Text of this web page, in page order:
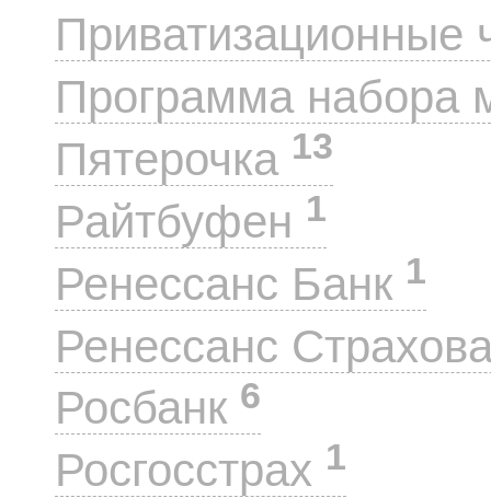
Приватизационные
Программа набора
Пятерочка 13
Райтбуфен 1
Ренессанс Банк 1
Ренессанс
Росбанк 6
Росгосстрах 1